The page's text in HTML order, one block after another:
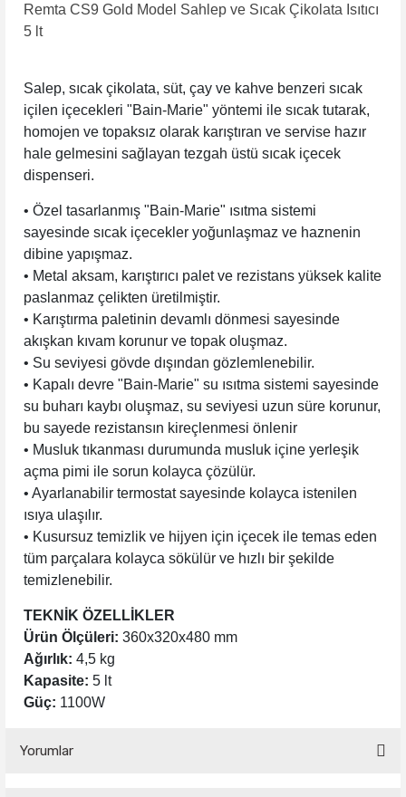
Remta CS9 Gold Model Sahlep ve Sıcak Çikolata Isıtıcı
5 lt
Salep, sıcak çikolata, süt, çay ve kahve benzeri sıcak
içilen içecekleri "Bain-Marie" yöntemi ile sıcak tutarak,
homojen ve topaksız olarak karıştıran ve servise hazır
hale gelmesini sağlayan tezgah üstü sıcak içecek
dispenseri.
• Özel tasarlanmış "Bain-Marie" ısıtma sistemi
sayesinde sıcak içecekler yoğunlaşmaz ve haznenin
dibine yapışmaz.
• Metal aksam, karıştırıcı palet ve rezistans yüksek kalite
paslanmaz çelikten üretilmiştir.
• Karıştırma paletinin devamlı dönmesi sayesinde
akışkan kıvam korunur ve topak oluşmaz.
• Su seviyesi gövde dışından gözlemlenebilir.
• Kapalı devre "Bain-Marie" su ısıtma sistemi sayesinde
su buharı kaybı oluşmaz, su seviyesi uzun süre korunur,
bu sayede rezistansın kireçlenmesi önlenir
• Musluk tıkanması durumunda musluk içine yerleşik
açma pimi ile sorun kolayca çözülür.
• Ayarlanabilir termostat sayesinde kolayca istenilen
ısıya ulaşılır.
• Kusursuz temizlik ve hijyen için içecek ile temas eden
tüm parçalara kolayca sökülür ve hızlı bir şekilde
temizlenebilir.
TEKNİK ÖZELLİKLER
Ürün Ölçüleri: 360x320x480 mm
Ağırlık: 4,5 kg
Kapasite: 5 lt
Güç: 1100W
Yorumlar